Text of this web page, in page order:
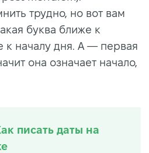
трудно, но вот вам
буква ближе к
к началу дня. A — первая
она означает начало,
писать даты на